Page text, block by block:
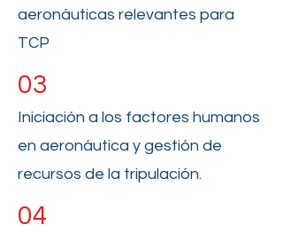
aeronáuticas relevantes para
TCP
03
Iniciación a los factores humanos
en aeronáutica y gestión de
recursos de la tripulación.
04